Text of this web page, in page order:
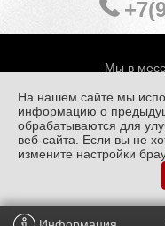
Мы в
© «Тюнинг Спорт» 1998
На нашем сайте мы
информацию о
обрабатываются для
веб-сайта. Если вы не
измените настройки